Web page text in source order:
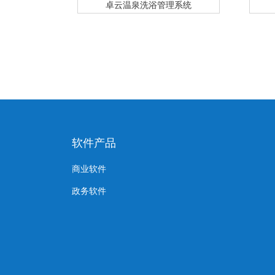
卓云温泉洗浴管理系统
软件产品
商业软件
政务软件